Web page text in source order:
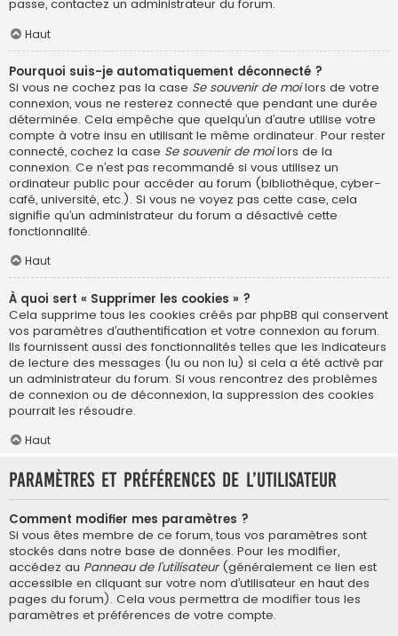
passe, contactez un administrateur du forum.
Haut
Pourquoi suis-je automatiquement déconnecté ?
Si vous ne cochez pas la case Se souvenir de moilors de votre
connexion, vous ne resterez connecté que pendant une durée
déterminée. Cela empêche que quelqu’un d’autre utilise votre
compte à votre insu en utilisant le même ordinateur. Pour rester
connecté, cochez la case Se souvenir de moilors de la
connexion. Ce n’est pas recommandé si vous utilisez un
ordinateur public pour accéder au forum (bibliothèque, cyber-
café, université, etc.). Si vous ne voyez pas cette case, cela
signifie qu’un administrateur du forum a désactivé cette
fonctionnalité.
Haut
À quoi sert « Supprimer les cookies » ?
Cela supprime tous les cookies créés par phpBB qui conservent
vos paramètres d’authentification et votre connexion au forum.
Ils fournissent aussi des fonctionnalités telles que les indicateurs
de lecture des messages (lu ou non lu) si cela a été activé par
un administrateur du forum. Si vous rencontrez des problèmes
de connexion ou de déconnexion, la suppression des cookies
pourrait les résoudre.
Haut
Paramètres et préférences de l’utilisateur
Comment modifier mes paramètres ?
Si vous êtes membre de ce forum, tous vos paramètres sont
stockés dans notre base de données. Pour les modifier,
accédez au Panneau de l’utilisateur(généralement ce lien est
accessible en cliquant sur votre nom d’utilisateur en haut des
pages du forum). Cela vous permettra de modifier tous les
paramètres et préférences de votre compte.